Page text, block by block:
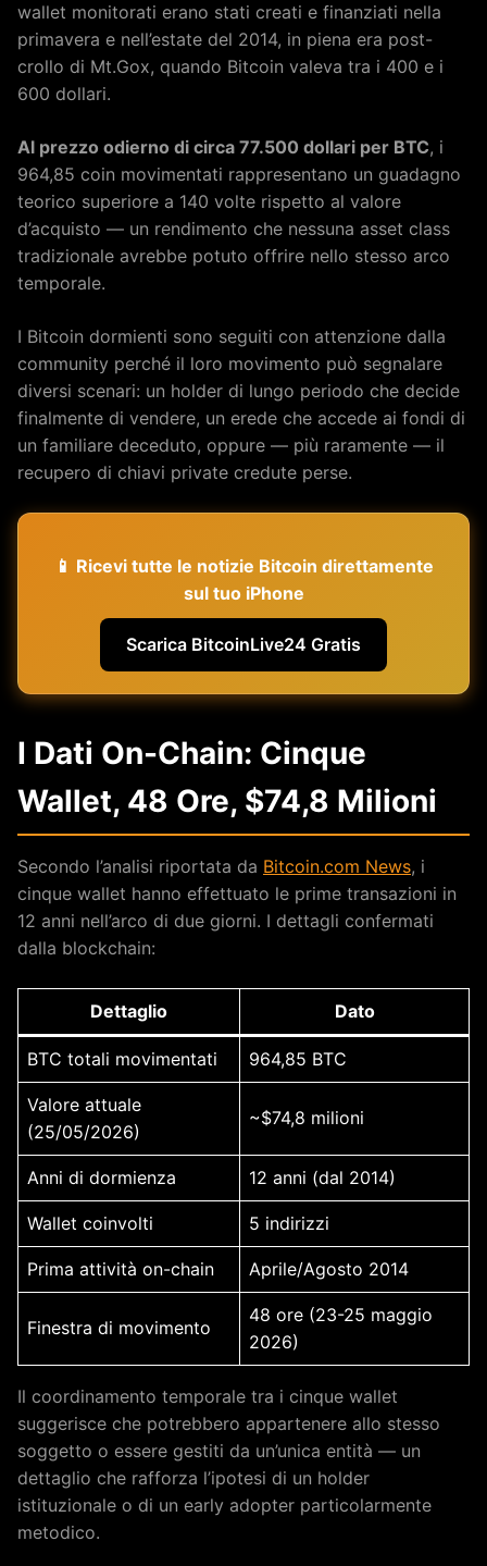
wallet monitorati erano stati creati e finanziati nella
primavera e nell’estate del 2014, in piena era post-
crollo di Mt.Gox, quando Bitcoin valeva tra i 400 e i
600 dollari.
Al prezzo odierno di circa 77.500 dollari per BTC, i
964,85 coin movimentati rappresentano un guadagno
teorico superiore a 140 volte rispetto al valore
d’acquisto — un rendimento che nessuna asset class
tradizionale avrebbe potuto offrire nello stesso arco
temporale.
I Bitcoin dormienti sono seguiti con attenzione dalla
community perché il loro movimento può segnalare
diversi scenari: un holder di lungo periodo che decide
finalmente di vendere, un erede che accede ai fondi di
un familiare deceduto, oppure — più raramente — il
recupero di chiavi private credute perse.
📱 Ricevi tutte le notizie Bitcoin direttamente
sul tuo iPhone
Scarica BitcoinLive24 Gratis
I Dati On-Chain: Cinque
Wallet, 48 Ore, $74,8 Milioni
Secondo l’analisi riportata da Bitcoin.com News, i
cinque wallet hanno effettuato le prime transazioni in
12 anni nell’arco di due giorni. I dettagli confermati
dalla blockchain:
Dettaglio Dato
BTC totali movimentati 964,85 BTC
Valore attuale
(25/05/2026)
~$74,8 milioni
Anni di dormienza 12 anni (dal 2014)
Wallet coinvolti 5 indirizzi
Prima attività on-chain Aprile/Agosto 2014
Finestra di movimento
48 ore (23-25 maggio
2026)
Il coordinamento temporale tra i cinque wallet
suggerisce che potrebbero appartenere allo stesso
soggetto o essere gestiti da un’unica entità — un
dettaglio che rafforza l’ipotesi di un holder
istituzionale o di un early adopter particolarmente
metodico.